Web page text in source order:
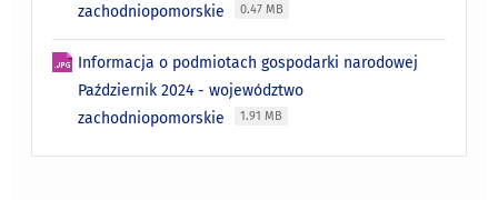
zachodniopomorskie
0.47 MB
Informacja o podmiotach gospodarki narodowej
Październik 2024 - województwo
zachodniopomorskie
1.91 MB